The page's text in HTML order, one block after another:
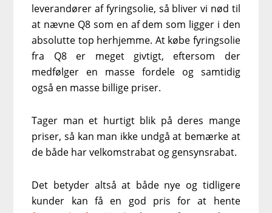
leverandører af fyringsolie, så bliver vi nød til
at nævne Q8 som en af dem som ligger i den
absolutte top herhjemme. At købe fyringsolie
fra Q8 er meget givtigt, eftersom der
medfølger en masse fordele og samtidig
også en masse billige priser.
Tager man et hurtigt blik på deres mange
priser, så kan man ikke undgå at bemærke at
de både har velkomstrabat og gensynsrabat.
Det betyder altså at både nye og tidligere
kunder kan få en god pris for at hente